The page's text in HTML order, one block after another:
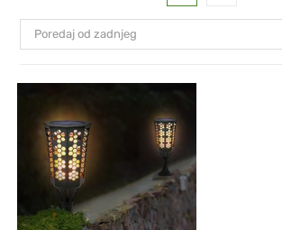
Poredaj od zadnjeg